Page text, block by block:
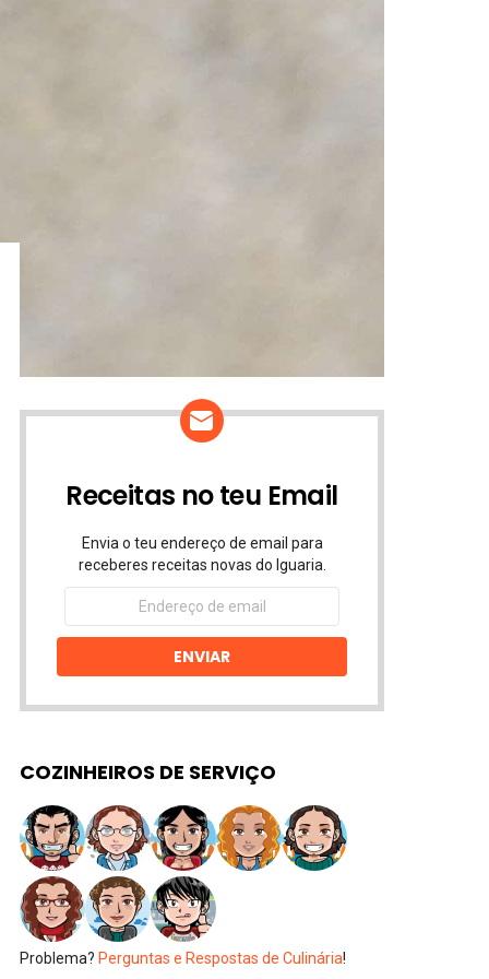
Receitas no teu Email
Envia o teu endereço de email para
receberes receitas novas do Iguaria.
Endereço
email
ENVIAR
COZINHEIROS DE SERVIÇO
Problema? Perguntas e Respostas de Culinária!